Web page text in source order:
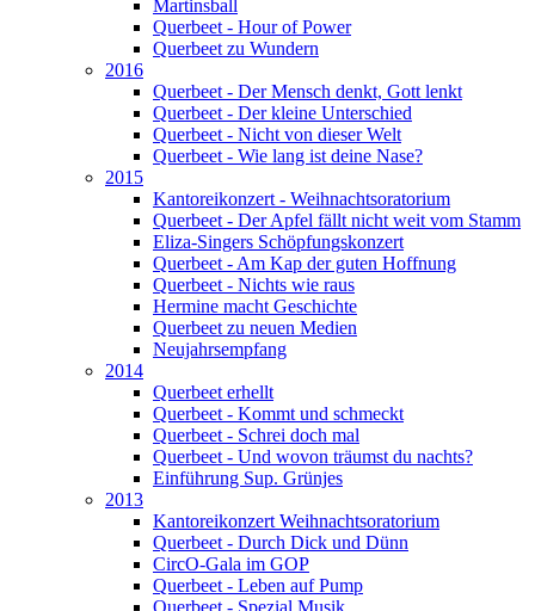
Martinsball
Querbeet - Hour of Power
Querbeet zu Wundern
2016
Querbeet - Der Mensch denkt, Gott lenkt
Querbeet - Der kleine Unterschied
Querbeet - Nicht von dieser Welt
Querbeet - Wie lang ist deine Nase?
2015
Kantoreikonzert - Weihnachtsoratorium
Querbeet - Der Apfel fällt nicht weit vom Stamm
Eliza-Singers Schöpfungskonzert
Querbeet - Am Kap der guten Hoffnung
Querbeet - Nichts wie raus
Hermine macht Geschichte
Querbeet zu neuen Medien
Neujahrsempfang
2014
Querbeet erhellt
Querbeet - Kommt und schmeckt
Querbeet - Schrei doch mal
Querbeet - Und wovon träumst du nachts?
Einführung Sup. Grünjes
2013
Kantoreikonzert Weihnachtsoratorium
Querbeet - Durch Dick und Dünn
CircO-Gala im GOP
Querbeet - Leben auf Pump
Querbeet - Spezial Musik